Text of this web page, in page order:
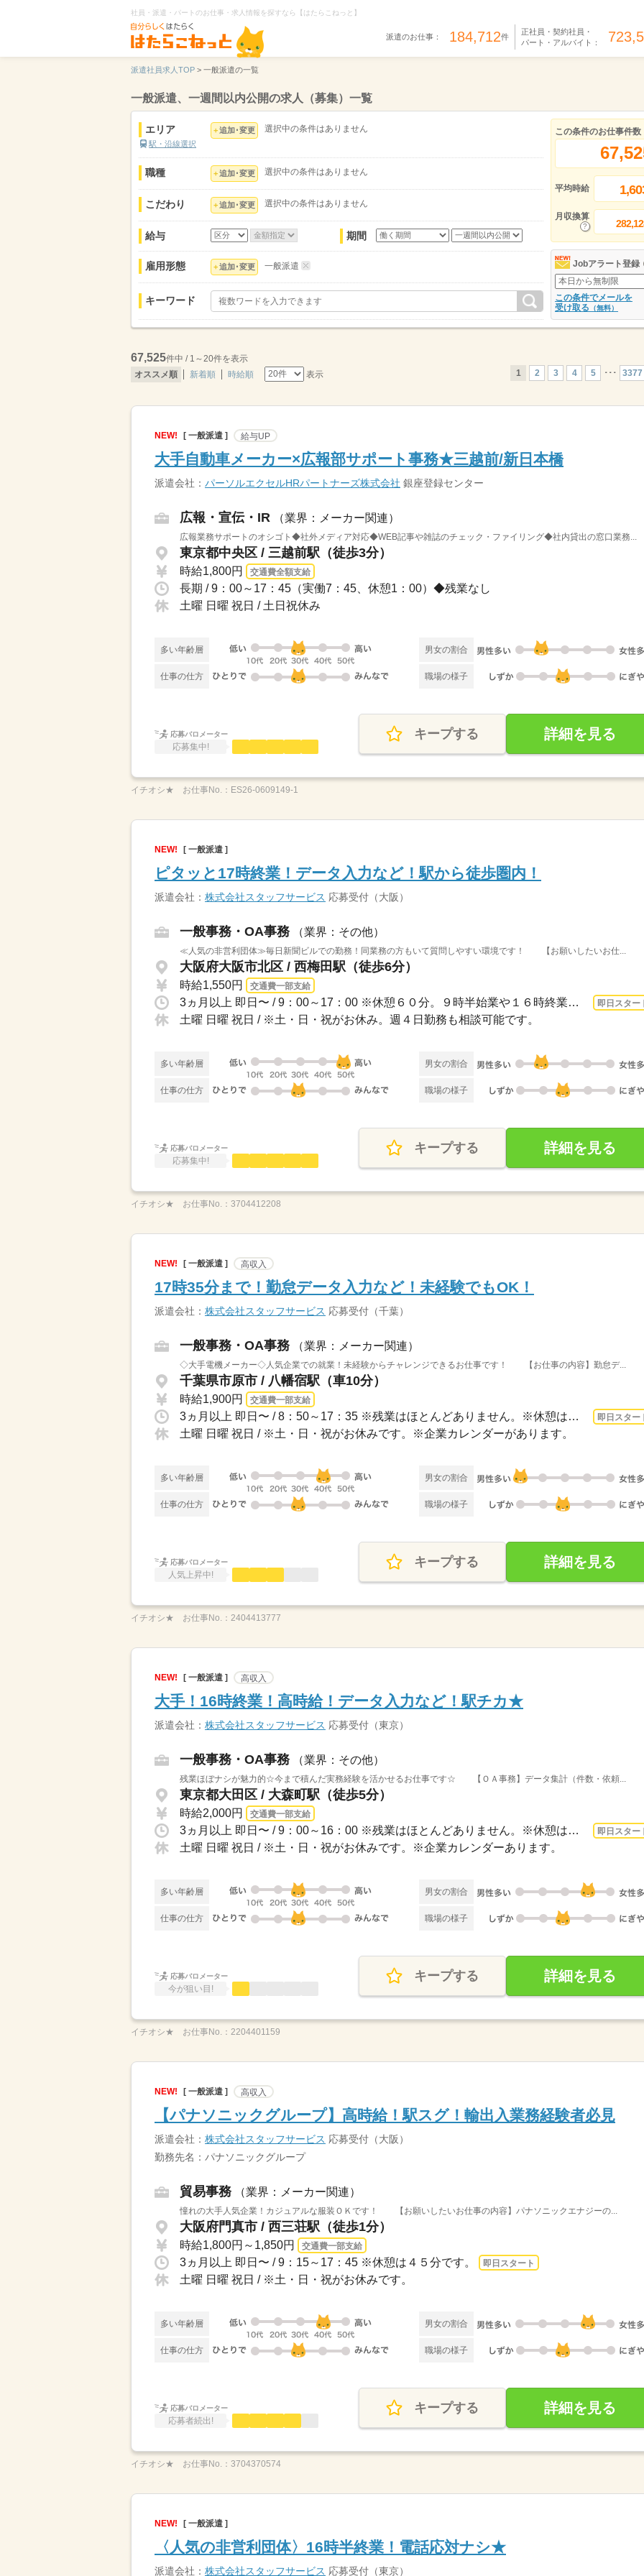
社員・派遣・パートのお仕事・求人情報を探すなら【はたらこねっと】
派遣のお仕事： 184,712件
正社員・契約社員・
パート・アルバイト：
派遣社員求人TOP > 一般派遣の一覧
一般派遣、一週間以内公開の求人（募集）一覧
エリア
駅・沿線選択
追加･変更 選択中の条件はありません
職種 追加･変更 選択中の条件はありません
こだわり 追加･変更 選択中の条件はありません
給与 期間
雇用形態 追加･変更 一般派遣
キーワード
この条件のお仕事件数
平均時給
月収換算
Jobアラート登録
この条件でメールを
受け取る （無料）
67,525件中 / 1～20件を表示
オススメ順
新着順 時給順 表示 1 2 3 4 5 ･･･ 3377
NEW! [ 一般派遣 ] 給与UP
大手自動車メーカー×広報部サポート事務★三越前/新日本橋
派遣会社： パーソルエクセルHRパートナーズ株式会社 銀座登録センター
広報・宣伝・IR （業界：メーカー関連）
広報業務サポートのオシゴト◆社外メディア対応◆WEB記事や雑誌のチェック・ファイリング◆社内貸出の窓口業務...
東京都中央区 / 三越前駅（徒歩3分）
時給1,800円 交通費全額支給
長期 / 9：00～17：45（実働7：45、休憩1：00）◆残業なし
土曜 日曜 祝日 / 土日祝休み
多い年齢層 男女の割合
仕事の仕方 職場の様子
応募バロメーター
応募集中!
キープする 詳細を見る
イチオシ★ お仕事No.： ES26-0609149-1
NEW! [ 一般派遣 ]
ピタッと17時終業！データ入力など！駅から徒歩圏内！
派遣会社： 株式会社スタッフサービス 応募受付（大阪）
一般事務・OA事務 （業界：その他）
≪人気の非営利団体≫毎日新聞ビルでの勤務！同業務の方もいて質問しやすい環境です！ 【お願いしたいお仕...
大阪府大阪市北区 / 西梅田駅（徒歩6分）
時給1,550円 交通費一部支給
3ヵ月以上 即日〜 / 9：00～17：00 ※休憩６０分。９時半始業や１６時終業など時短勤務... 即日スター
土曜 日曜 祝日 / ※土・日・祝がお休み。週４日勤務も相談可能です。
多い年齢層 男女の割合
仕事の仕方 職場の様子
応募バロメーター
応募集中!
キープする 詳細を見る
イチオシ★ お仕事No.： 3704412208
NEW! [ 一般派遣 ] 高収入
17時35分まで！勤怠データ入力など！未経験でもOK！
派遣会社： 株式会社スタッフサービス 応募受付（千葉）
一般事務・OA事務 （業界：メーカー関連）
◇大手電機メーカー◇人気企業での就業！未経験からチャレンジできるお仕事です！ 【お仕事の内容】勤怠デ...
千葉県市原市 / 八幡宿駅（車10分）
時給1,900円 交通費一部支給
3ヵ月以上 即日〜 / 8：50～17：35 ※残業はほとんどありません。※休憩は計６０分です... 即日スター
土曜 日曜 祝日 / ※土・日・祝がお休みです。※企業カレンダーがあります。
多い年齢層 男女の割合
仕事の仕方 職場の様子
応募バロメーター
人気上昇中!
キープする 詳細を見る
イチオシ★ お仕事No.： 2404413777
NEW! [ 一般派遣 ] 高収入
大手！16時終業！高時給！データ入力など！駅チカ★
派遣会社： 株式会社スタッフサービス 応募受付（東京）
一般事務・OA事務 （業界：その他）
残業ほぼナシが魅力的☆今まで積んだ実務経験を活かせるお仕事です☆ 【ＯＡ事務】データ集計（件数・依頼...
東京都大田区 / 大森町駅（徒歩5分）
時給2,000円 交通費一部支給
3ヵ月以上 即日〜 / 9：00～16：00 ※残業はほとんどありません。※休憩は４５分です。 即日スター
土曜 日曜 祝日 / ※土・日・祝がお休みです。※企業カレンダーあります。
多い年齢層 男女の割合
仕事の仕方 職場の様子
応募バロメーター
今が狙い目!
キープする 詳細を見る
イチオシ★ お仕事No.： 2204401159
NEW! [ 一般派遣 ] 高収入
【パナソニックグループ】高時給！駅スグ！輸出入業務経験者必見
派遣会社： 株式会社スタッフサービス 応募受付（大阪）
勤務先名：パナソニックグループ
貿易事務 （業界：メーカー関連）
憧れの大手人気企業！カジュアルな服装ＯＫです！ 【お願いしたいお仕事の内容】パナソニックエナジーの...
大阪府門真市 / 西三荘駅（徒歩1分）
時給1,800円～1,850円 交通費一部支給
3ヵ月以上 即日〜 / 9：15～17：45 ※休憩は４５分です。 即日スタート
土曜 日曜 祝日 / ※土・日・祝がお休みです。
多い年齢層 男女の割合
仕事の仕方 職場の様子
応募バロメーター
応募者続出!
キープする 詳細を見る
イチオシ★ お仕事No.： 3704370574
NEW! [ 一般派遣 ]
〈人気の非営利団体〉16時半終業！電話応対ナシ★
派遣会社： 株式会社スタッフサービス 応募受付（東京）